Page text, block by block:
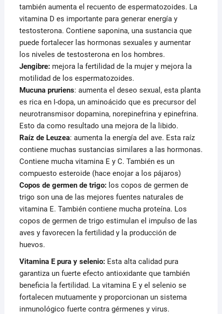
también aumenta el recuento de espermatozoides. La
vitamina D es importante para generar energía y
testosterona. Contiene saponina, una sustancia que
puede fortalecer las hormonas sexuales y aumentar
los niveles de testosterona en los hombres.
Jengibre:mejora la fertilidad de la mujer y mejora la
motilidad de los espermatozoides.
Mucuna pruriens: aumenta el deseo sexual, esta planta
es rica en I-dopa, un aminoácido que es precursor del
neurotransmisor dopamina, norepinefrina y epinefrina.
Esto da como resultado una mejora de la libido.
Raíz de Leuzea: aumenta la energía del ave. Esta raíz
contiene muchas sustancias similares a las hormonas.
Contiene mucha vitamina E y C. También es un
compuesto esteroide (hace enojar a los pájaros)
Copos de germen de trigo:los copos de germen de
trigo son una de las mejores fuentes naturales de
vitamina E. También contiene mucha proteína. Los
copos de germen de trigo estimulan el impulso de las
aves y favorecen la fertilidad y la producción de
huevos.
Vitamina E pura y selenio:Esta alta calidad pura
garantiza un fuerte efecto antioxidante que también
beneficia la fertilidad. La vitamina E y el selenio se
fortalecen mutuamente y proporcionan un sistema
inmunológico fuerte contra gérmenes y virus.